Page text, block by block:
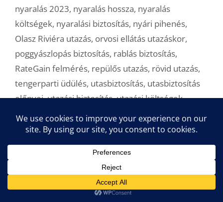
nyaralás 2023, nyaralás hossza, nyaralás
költségek, nyaralási biztosítás, nyári pihenés,
Olasz Riviéra utazás, orvosi ellátás utazáskor,
poggyászlopás biztosítás, rablás biztosítás,
RateGain felmérés, repülős utazás, rövid utazás,
tengerparti üdülés, utasbiztosítás, utasbiztosítás
előnyei,utazási biztosítás,utazási költségek,
utazási trendek
Hasznos tippek a megfelelő
szórófej kiválasztásához (x)